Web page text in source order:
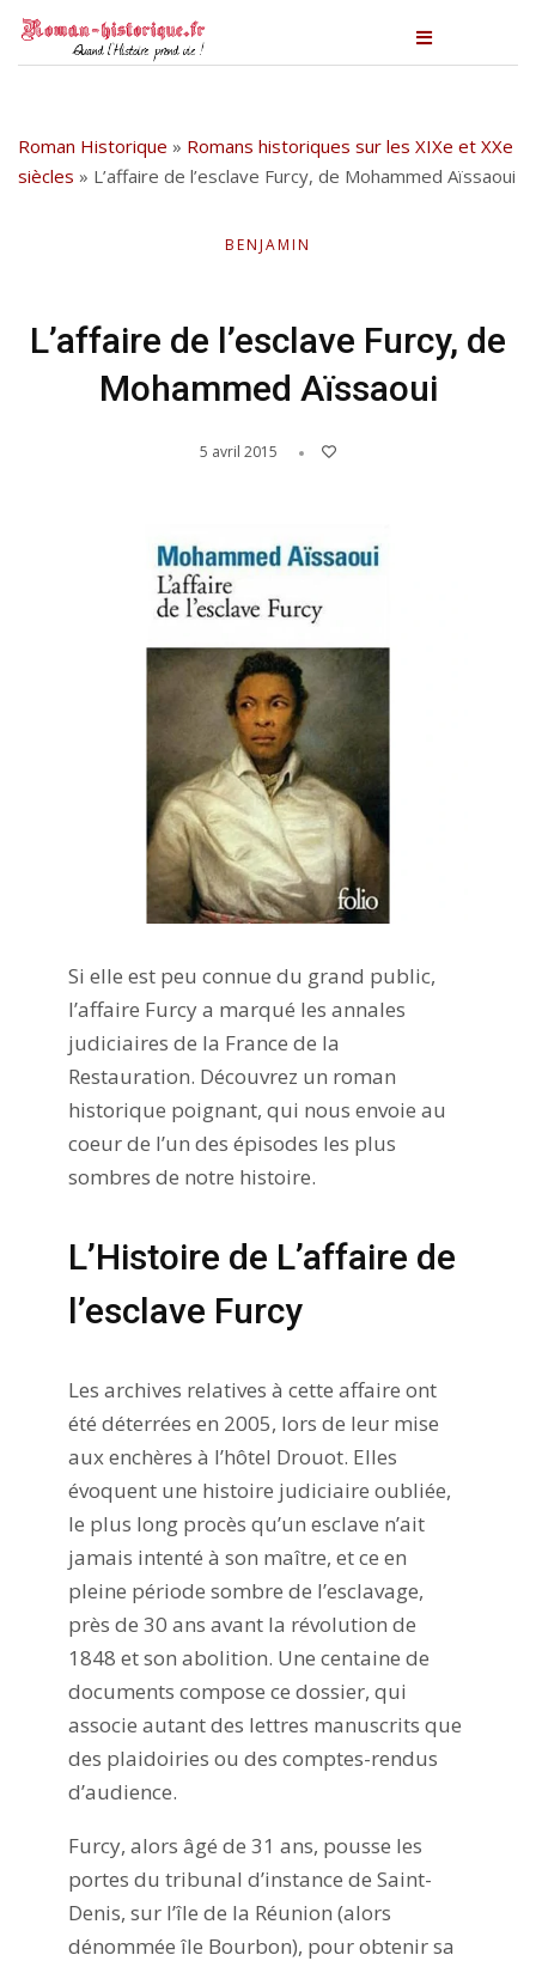
Roman Historique » Romans historiques sur les XIXe et XXe
siècles » L’affaire de l’esclave Furcy, de Mohammed Aïssaoui
BENJAMIN
L’affaire de l’esclave Furcy, de
Mohammed Aïssaoui
5 avril 2015
Si elle est peu connue du grand public,
l’affaire Furcy a marqué les annales
judiciaires de la France de la
Restauration. Découvrez un roman
historique poignant, qui nous envoie au
coeur de l’un des épisodes les plus
sombres de notre histoire.
L’Histoire de L’affaire de
l’esclave Furcy
Les archives relatives à cette affaire ont
été déterrées en 2005, lors de leur mise
aux enchères à l’hôtel Drouot. Elles
évoquent une histoire judiciaire oubliée,
le plus long procès qu’un esclave n’ait
jamais intenté à son maître, et ce en
pleine période sombre de l’esclavage,
près de 30 ans avant la révolution de
1848 et son abolition. Une centaine de
documents compose ce dossier, qui
associe autant des lettres manuscrits que
des plaidoiries ou des comptes-rendus
d’audience.
Furcy, alors âgé de 31 ans, pousse les
portes du tribunal d’instance de Saint-
Denis, sur l’île de la Réunion (alors
dénommée île Bourbon), pour obtenir sa